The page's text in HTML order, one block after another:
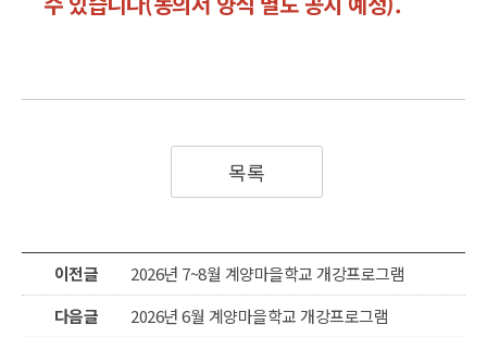
목록
이전글
2026년 7~8월 계양마을학교 개강프로그램
다음글
2026년 6월 계양마을학교 개강프로그램